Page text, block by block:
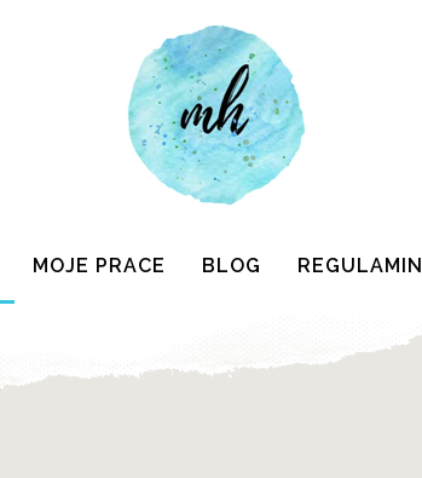
MOJE PRACE BLOG REGULAMIN